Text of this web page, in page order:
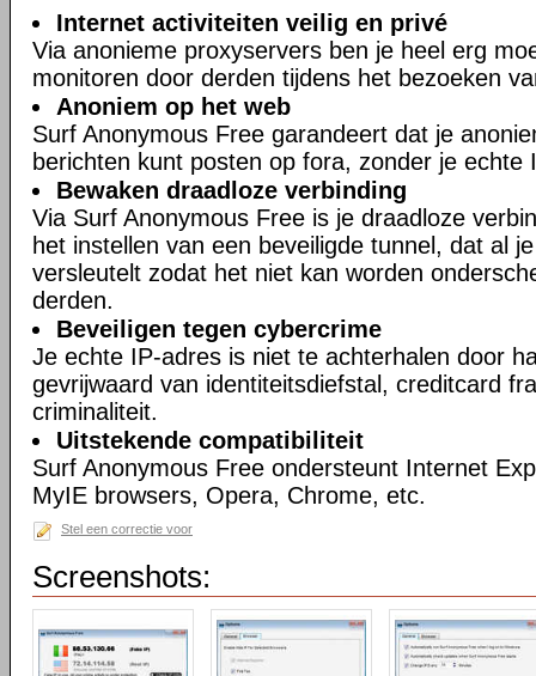
Internet activiteiten veilig en privé
Via anonieme proxyservers ben je heel erg
monitoren door derden tijdens het bezoeken
Anoniem op het web
Surf Anonymous Free garandeert dat je
berichten kunt posten op fora, zonder je echte
Bewaken draadloze verbinding
Via Surf Anonymous Free is je draadloze
het instellen van een beveiligde tunnel, dat al
versleutelt zodat het niet kan worden
derden.
Beveiligen tegen cybercrime
Je echte IP-adres is niet te achterhalen door
gevrijwaard van identiteitsdiefstal, creditcard
criminaliteit.
Uitstekende compatibiliteit
Surf Anonymous Free ondersteunt Internet
MyIE browsers, Opera, Chrome, etc.
Stel een correctie voor
Screenshots: